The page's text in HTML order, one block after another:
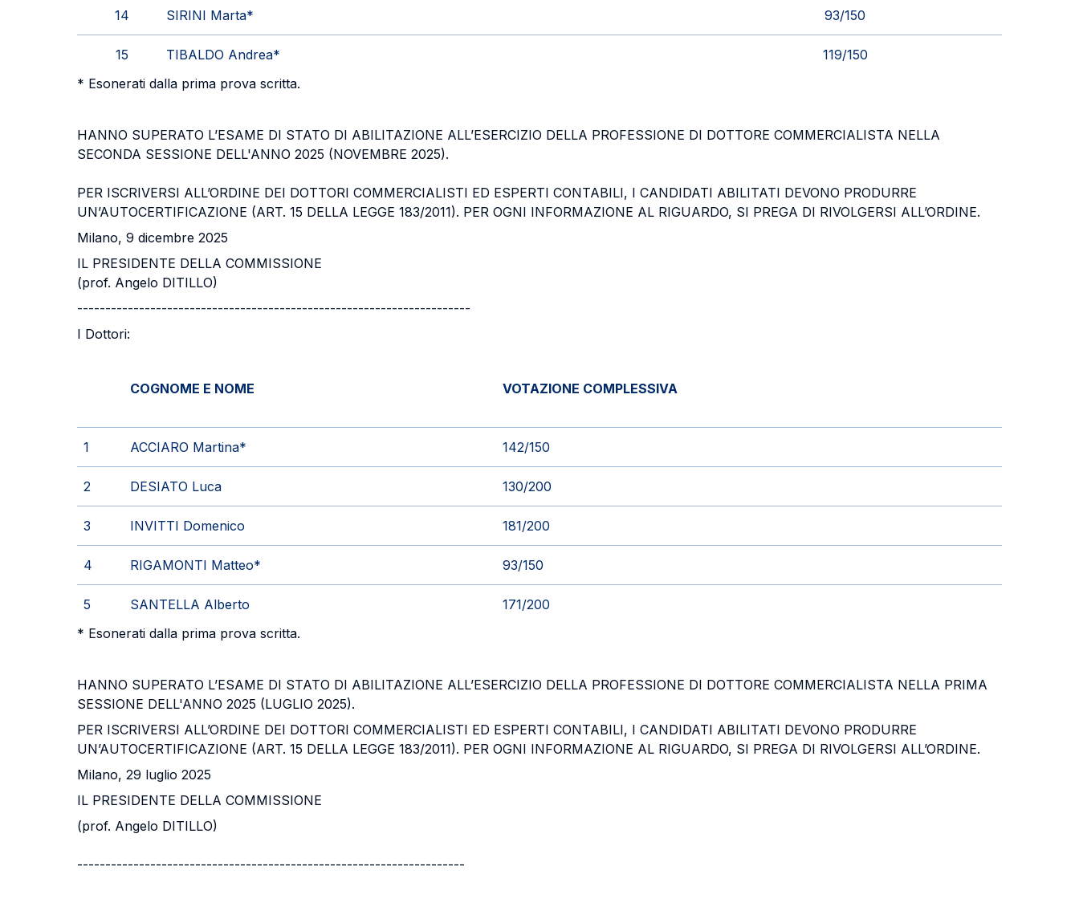
14 SIRINI Marta* 93/150
15 TIBALDO Andrea*
119/150
* Esonerati dalla prima prova scritta.
HANNO SUPERATO L’ESAME DI STATO DI ABILITAZIONE ALL’ESERCIZIO DELLA PROFESSIONE DI DOTTORE COMMERCIALISTA NELLA
SECONDA SESSIONE DELL'ANNO 2025 (NOVEMBRE 2025).
PER ISCRIVERSI ALL’ORDINE DEI DOTTORI COMMERCIALISTI ED ESPERTI CONTABILI, I CANDIDATI ABILITATI DEVONO PRODURRE
UN’AUTOCERTIFICAZIONE (ART. 15 DELLA LEGGE 183/2011). PER OGNI INFORMAZIONE AL RIGUARDO, SI PREGA DI RIVOLGERSI ALL’ORDINE.
Milano, 9 dicembre 2025
IL PRESIDENTE DELLA COMMISSIONE
(prof. Angelo DITILLO)
----------------------------------------------------------------------
I Dottori:
COGNOME E NOME VOTAZIONE COMPLESSIVA
1 ACCIARO Martina* 142/150
2 DESIATO Luca 130/200
3 INVITTI Domenico 181/200
4 RIGAMONTI Matteo* 93/150
5 SANTELLA Alberto
171/200
* Esonerati dalla prima prova scritta.
HANNO SUPERATO L’ESAME DI STATO DI ABILITAZIONE ALL’ESERCIZIO DELLA PROFESSIONE DI DOTTORE COMMERCIALISTA NELLA PRIMA
SESSIONE DELL'ANNO 2025 (LUGLIO 2025).
PER ISCRIVERSI ALL’ORDINE DEI DOTTORI COMMERCIALISTI ED ESPERTI CONTABILI, I CANDIDATI ABILITATI DEVONO PRODURRE
UN’AUTOCERTIFICAZIONE (ART. 15 DELLA LEGGE 183/2011). PER OGNI INFORMAZIONE AL RIGUARDO, SI PREGA DI RIVOLGERSI ALL’ORDINE.
Milano, 29 luglio 2025
IL PRESIDENTE DELLA COMMISSIONE
(prof. Angelo DITILLO)
---------------------------------------------------------------------